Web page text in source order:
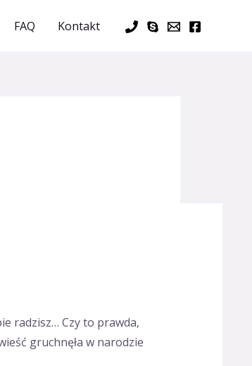
FAQ Kontakt
radzisz… Czy to prawda,
gruchnęła w narodzie